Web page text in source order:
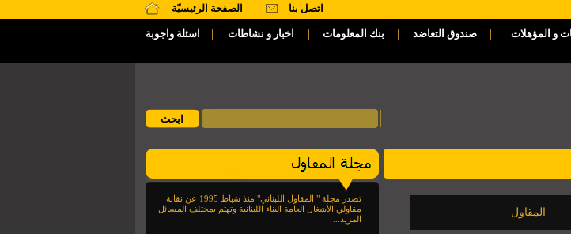
الصفحة الرئيسيّة اتصل بنا
اسئلة واجوبة | اخبار و نشاطات | بنك المعلومات | صندوق التعاضد | و المؤهلات
تصدر مجلة " المقاول اللبناني" منذ شباط 1995 عن نقابة
مقاولي الأشغال العامة البناء اللبنانية وتهتم بمختلف المسائل
المزيد...
المقاول